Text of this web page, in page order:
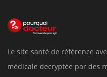
Le site santé de référence
médicale decryptée par des